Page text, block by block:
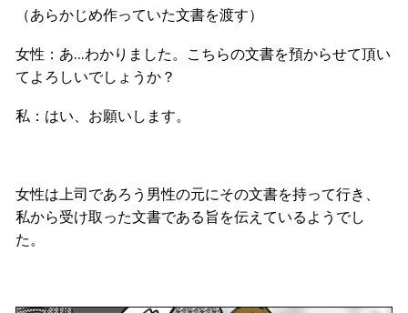
（あらかじめ作っていた文書を渡す）
女性：あ…わかりました。 こちらの文書を預からせて頂い
てよろしいでしょうか？
私：はい、お願いします。
女性は上司であろう男性の元にその文書を持って行き、
私から受け取った文書である旨を伝えているようでし
た。